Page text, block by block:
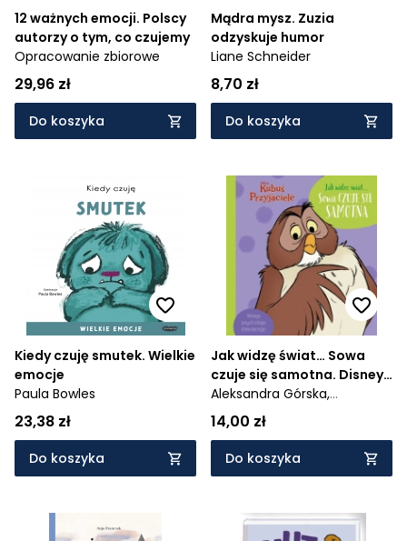
12 ważnych emocji. Polscy
autorzy o tym, co czujemy
Opracowanie zbiorowe
29,96 zł
Do koszyka
Mądra mysz. Zuzia
odzyskuje humor
Liane Schneider
8,70 zł
Do koszyka
Kiedy czuję smutek. Wielkie
emocje
Paula Bowles
23,38 zł
Do koszyka
Jak widzę świat… Sowa
czuje się samotna. Disney
Kubuś i Przyjaciele
Aleksandra Górska,
Magdalena Dej
14,00 zł
Do koszyka